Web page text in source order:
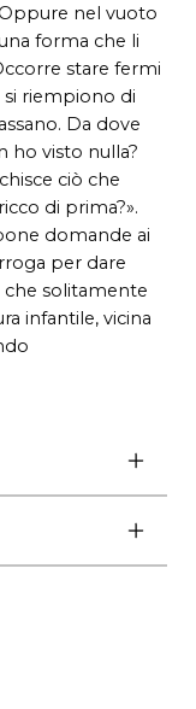
nel vuoto
forma che li
stare fermi
si riempiono di
Da dove
ho visto nulla?
ciò che
di prima?».
domande ai
per dare
che solitamente
infantile, vicina